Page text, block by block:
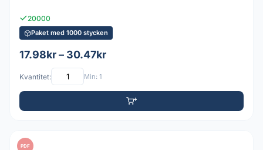
20000
Paket med 1000 stycken
17.98kr – 30.47kr
Kvantitet: Min: 1
PDF